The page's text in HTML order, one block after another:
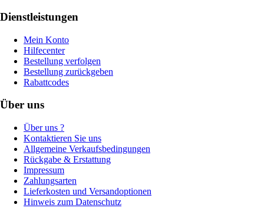
Dienstleistungen
Mein Konto
Hilfecenter
Bestellung verfolgen
Bestellung zurückgeben
Rabattcodes
Über uns
Über uns ?
Kontaktieren Sie uns
Allgemeine Verkaufsbedingungen
Rückgabe & Erstattung
Impressum
Zahlungsarten
Lieferkosten und Versandoptionen
Hinweis zum Datenschutz